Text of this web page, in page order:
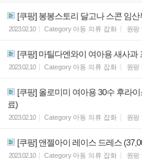
[쿠팡] 봉봉스토리 달고나 스콘 임
2023.02.10 Category 아동 의류 잡화 원팡
[쿠팡] 마틸다엔와이 여아용 새사과
2023.02.10 Category 아동 의류 잡화 원팡
[쿠팡] 올로미미 여아용 30수 후라
료)
2023.02.10 Category 아동 의류 잡화 원팡
[쿠팡] 앤젤아이 레이스 드레스
2023.02.10 Category 아동 의류 잡화 원팡